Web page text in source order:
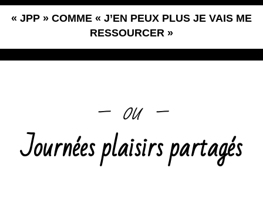
« JPP » COMME « J’EN PEUX PLUS JE VAIS ME
RESSOURCER »
– ou –
Journées plaisirs partagés